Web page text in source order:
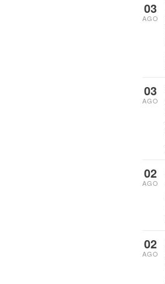
03
AGO
03
AGO
02
AGO
02
AGO